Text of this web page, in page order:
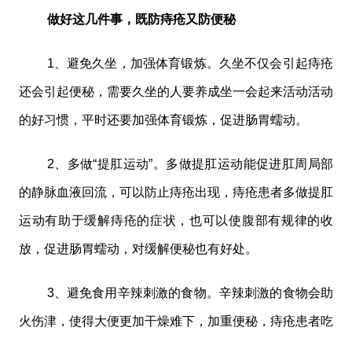
做好这几件事，既防痔疮又防便秘
1、避免久坐，加强体育锻炼。久坐不仅会引起痔疮
还会引起便秘，需要久坐的人要养成坐一会起来活动活动
的好习惯，平时还要加强体育锻炼，促进肠胃蠕动。
2、多做“提肛运动”。多做提肛运动能促进肛周局部
的静脉血液回流，可以防止痔疮出现，痔疮患者多做提肛
运动有助于缓解痔疮的症状，也可以使腹部有规律的收
放，促进肠胃蠕动，对缓解便秘也有好处。
3、避免食用辛辣刺激的食物。辛辣刺激的食物会助
火伤津，使得大便更加干燥难下，加重便秘，痔疮患者吃